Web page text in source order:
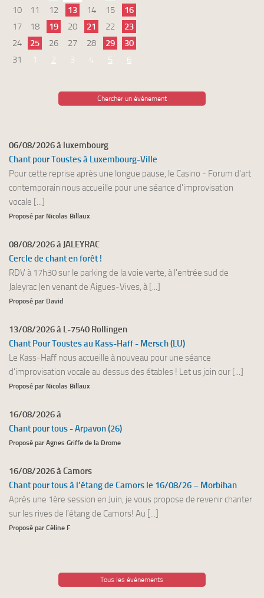
10
11 12 13 14 15
16
17
18 19 20 21 22
23
24
25 26 27 28 29
30
31
1 2 3 4 5 6
Chercher un événement
06/08/2026 à luxembourg
Chant pour Toustes à Luxembourg-Ville
Pour cette reprise après une longue pause, le Casino - Forum d'art
contemporain nous accueille pour une séance d'improvisation
vocale [...]
Proposé par Nicolas Billaux
08/08/2026 à JALEYRAC
Cercle de chant en forêt !
RDV à 17h30 sur le parking de la voie verte, à l'entrée sud de
Jaleyrac (en venant de Aigues-Vives, à [...]
Proposé par David
13/08/2026 à L-7540 Rollingen
Chant Pour Toustes au Kass-Haff - Mersch (LU)
Le Kass-Haff nous accueille à nouveau pour une séance
d'improvisation vocale au dessus des étables ! Let us join our [...]
Proposé par Nicolas Billaux
16/08/2026 à
Chant pour tous - Arpavon (26)
Proposé par Agnes Griffe de la Drome
16/08/2026 à Camors
Chant pour tous à l’étang de Camors le 16/08/26 – Morbihan
Après une 1ère session en Juin, je vous propose de revenir chanter
sur les rives de l’étang de Camors! Au [...]
Proposé par Céline F
Tous les événements